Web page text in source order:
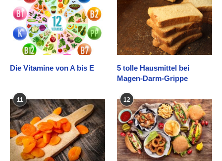
Die Vitamine von A bis E
5 tolle Hausmittel bei
Magen-Darm-Grippe
11 12